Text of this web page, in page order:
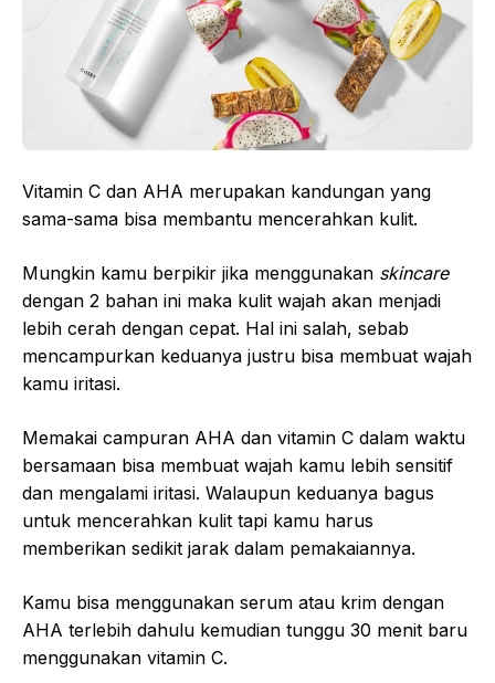
Vitamin C dan AHA merupakan kandungan yang
sama-sama bisa membantu mencerahkan kulit.
Mungkin kamu berpikir jika menggunakan skincare
dengan 2 bahan ini maka kulit wajah akan menjadi
lebih cerah dengan cepat. Hal ini salah, sebab
mencampurkan keduanya justru bisa membuat wajah
kamu iritasi.
Memakai campuran AHA dan vitamin C dalam waktu
bersamaan bisa membuat wajah kamu lebih sensitif
dan mengalami iritasi. Walaupun keduanya bagus
untuk mencerahkan kulit tapi kamu harus
memberikan sedikit jarak dalam pemakaiannya.
Kamu bisa menggunakan serum atau krim dengan
AHA terlebih dahulu kemudian tunggu 30 menit baru
menggunakan vitamin C.